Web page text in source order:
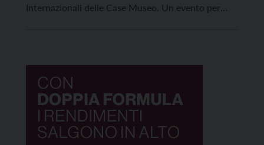
Internazionali delle Case Museo. Un evento per